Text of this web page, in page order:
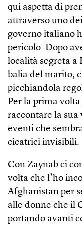
qui aspetta di
attraverso uno
governo italiano
pericolo. Dopo
località segreta a
balia del marito,
picchiandola
Per la prima
raccontare la
eventi che
cicatrici invisibili.
Con Zaynab ci
volta che l’ho
Afghanistan per
alle donne che il
portando avanti